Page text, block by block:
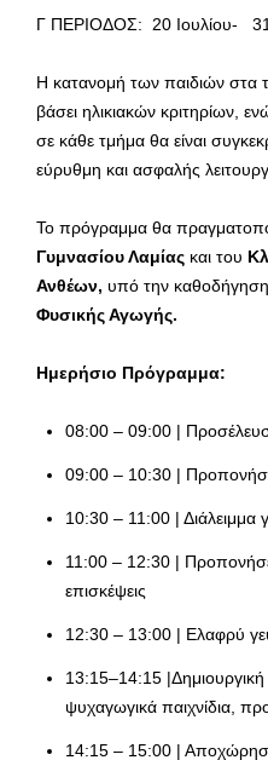
Γ ΠΕΡΙΟΔΟΣ: 20 Ιουλίου- 31
Η κατανομή των παιδιών στα
βάσει ηλικιακών κριτηρίων,
σε κάθε τμήμα θα είναι
εύρυθμη και ασφαλής
Το πρόγραμμα θα
Γυμνασίου Λαμίας και του
Ανθέων, υπό την καθοδήγηση
Φυσικής Αγωγής.
Ημερήσιο Πρόγραμμα:
08:00 – 09:00 |
09:00 – 10:30 |
10:30 – 11:00 | Διάλειμμα
11:00 – 12:30 |
επισκέψεις
12:30 – 13:00 | Ελαφρύ
13:15–14:15
ψυχαγωγικά παιχνίδια,
14:15 – 15:00 |